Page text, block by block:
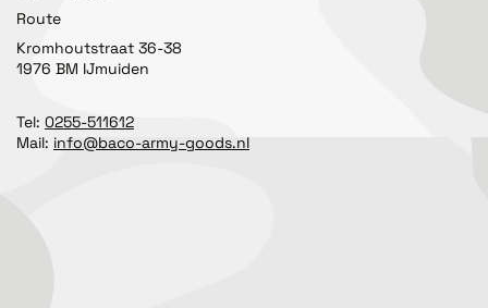
Route
Kromhoutstraat 36-38
1976 BM IJmuiden
Tel: 0255-511612
Mail: info@baco-army-goods.nl